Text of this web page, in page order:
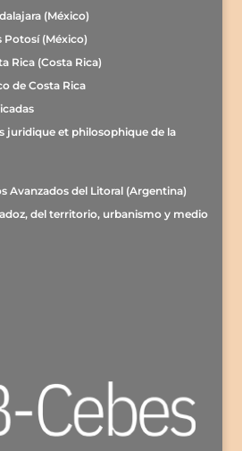
(México)
Potosí (México)
Rica (Costa Rica)
de Costa Rica
juridique et philosophique de la
Avanzados del Litoral (Argentina)
del territorio, urbanismo y medio